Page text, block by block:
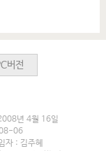
버전
년 4월 16일
06
자 : 김주혜